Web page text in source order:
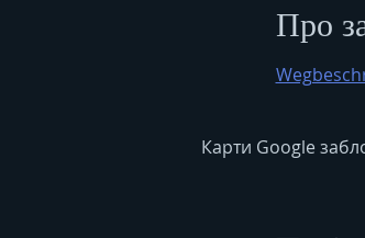
Про
Карти Google